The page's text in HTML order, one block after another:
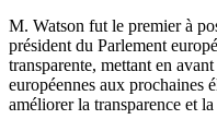
M. Watson fut le premier à
président du Parlement
transparente, mettant en
européennes aux prochaines
améliorer la transparence et